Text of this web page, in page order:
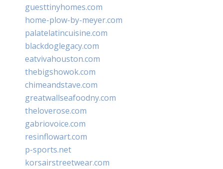
guesttinyhomes.com
home-plow-by-meyer.com
palatelatincuisine.com
blackdoglegacy.com
eatvivahouston.com
thebigshowok.com
chimeandstave.com
greatwallseafoodny.com
theloverose.com
gabriovoice.com
resinflowart.com
p-sports.net
korsairstreetwear.com